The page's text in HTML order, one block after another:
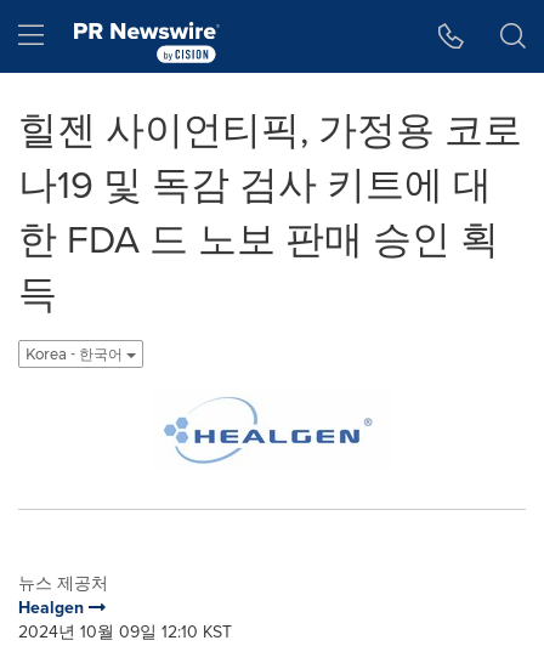
Hamburger menu
힐젠 사이언티픽, 가정용 코로
나19 및 독감 검사 키트에 대
한 FDA 드 노보 판매 승인 획
득
Korea - 한국어
뉴스 제공처
Healgen
2024년 10월 09일 12:10 KST